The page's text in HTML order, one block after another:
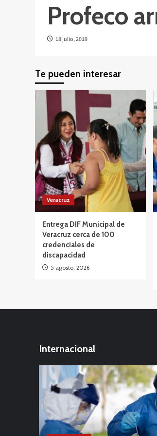
Profeco
18 julio, 2019
Te pueden interesar
Veracruz
Entrega DIF Municipal de
Veracruz cerca de 100
credenciales de
discapacidad
5 agosto, 2026
Internacional
Viral